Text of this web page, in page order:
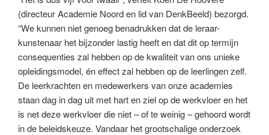
(directeur Academie Noord en lid van DenkBeeld) bezorgd.
“We kunnen niet genoeg benadrukken dat de leraar-
kunstenaar het bijzonder lastig heeft en dat dit op termijn
consequenties zal hebben op de kwaliteit van ons unieke
opleidingsmodel, én effect zal hebben op de leerlingen zelf.
De leerkrachten en medewerkers van onze academies
staan dag in dag uit met hart en ziel op de werkvloer en het
is net deze werkvloer die niet – of te weinig – gehoord wordt
in de beleidskeuze. Vandaar het grootschalige onderzoek